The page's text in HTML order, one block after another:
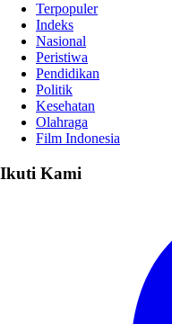
Terpopuler
Indeks
Nasional
Peristiwa
Pendidikan
Politik
Kesehatan
Olahraga
Film Indonesia
Ikuti Kami